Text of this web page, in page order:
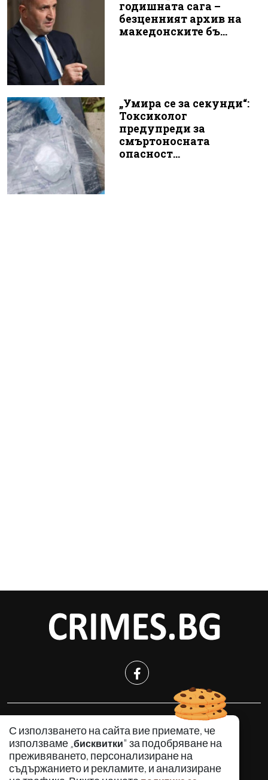
годишната сага –
безценният архив на
македонските бъ...
„Умира се за секунди“:
Токсиколог
предупреди за
смъртоносната
опасност...
С използването на сайта вие приемате, че
използваме „бисквитки" за подобряване на
преживяването, персонализиране на
съдържанието и рекламите, и анализиране
КРИМИНАЛНО
ИНЦИДЕНТИ
АНАЛИЗИ
ПО СВЕТА